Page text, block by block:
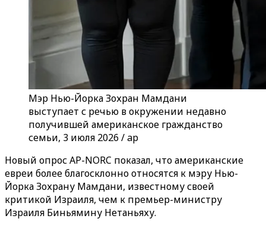
Мэр Нью-Йорка Зохран Мамдани
выступает с речью в окружении недавно
получившей американское гражданство
семьи, 3 июля 2026 / ap
Новый опрос AP-NORC показал, что американские
евреи более благосклонно относятся к мэру Нью-
Йорка Зохрану Мамдани, известному своей
критикой Израиля, чем к премьер-министру
Израиля Биньямину Нетаньяху.